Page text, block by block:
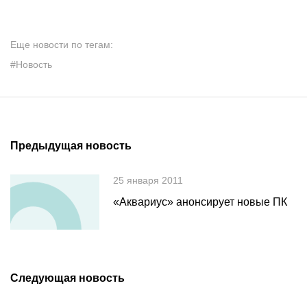
Еще новости по тегам:
#Новость
Предыдущая новость
25 января 2011
«Аквариус» анонсирует новые ПК
Следующая новость